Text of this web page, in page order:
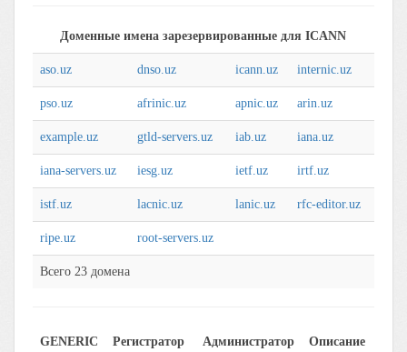
Доменные имена зарезервированные для ICANN
aso.uz dnso.uz icann.uz internic.uz
pso.uz afrinic.uz apnic.uz arin.uz
example.uz gtld-servers.uz iab.uz iana.uz
iana-servers.uz iesg.uz ietf.uz irtf.uz
istf.uz lacnic.uz lanic.uz rfc-editor.uz
ripe.uz root-servers.uz
Всего 23 домена
GENERIC
Регистратор Администратор Описание